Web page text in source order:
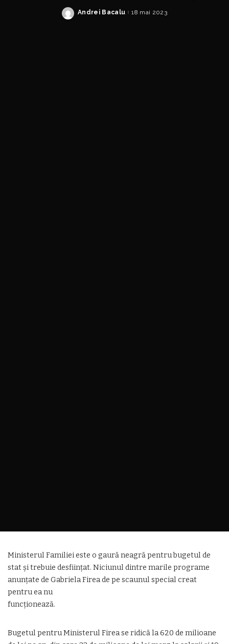
Posted
Andrei Bacalu 18 mai 2023
Ministerul Familiei este o gaură neagră pentru bugetul de
stat și trebuie desființat. Niciunul dintre marile programe
anunțate de Gabriela Firea de pe scaunul special creat
pentru ea nu
funcționează.
Bugetul pentru Ministerul Firea se ridică la 620 de milioane